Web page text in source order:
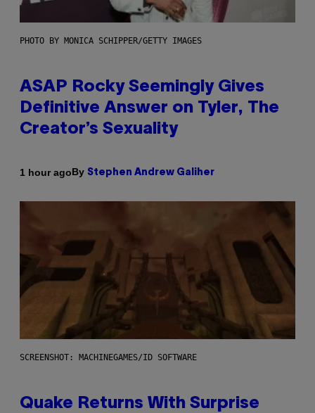
PHOTO BY MONICA SCHIPPER/GETTY IMAGES
ASAP Rocky Seemingly Gives
Definitive Answer on Tyler, The
Creator’s Sexuality
1 hour agoBy Stephen Andrew Galiher
SCREENSHOT: MACHINEGAMES/ID SOFTWARE
Quake Returns With Surprise